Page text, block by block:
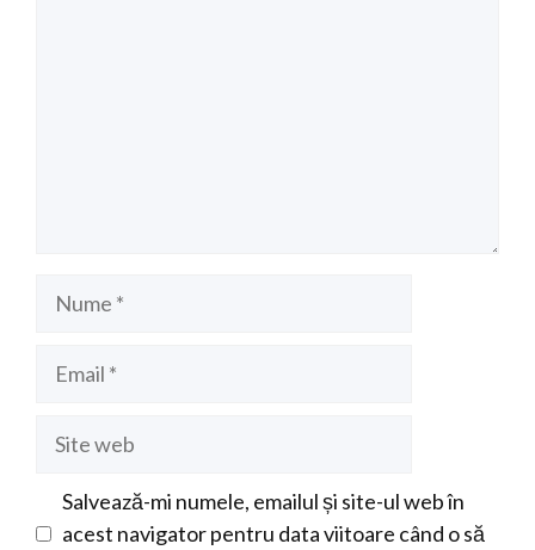
Salvează-mi numele, emailul și site-ul web în
acest navigator pentru data viitoare când o să